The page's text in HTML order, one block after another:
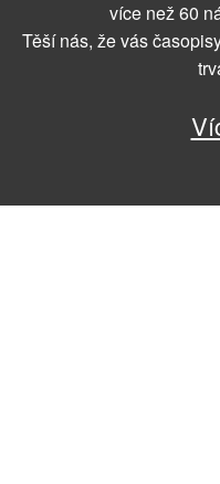
více než 60
Těší nás, že vás